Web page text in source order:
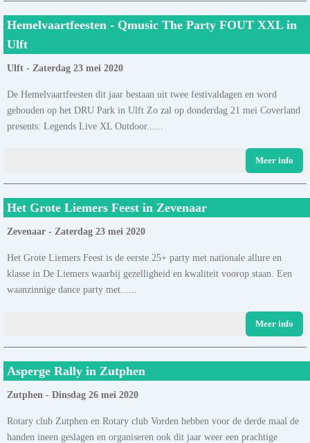
Hemelvaartfeesten - Qmusic The Party FOUT XXL in
Ulft
Ulft - Zaterdag 23 mei 2020
De Hemelvaartfeesten dit jaar bestaan uit twee festivaldagen en word
gehouden op het DRU Park in Ulft Zo zal op donderdag 21 mei Coverland
presents: Legends Live XL Outdoor......
Meer info
Het Grote Liemers Feest in Zevenaar
Zevenaar - Zaterdag 23 mei 2020
Het Grote Liemers Feest is de eerste 25+ party met nationale allure en
klasse in De Liemers waarbij gezelligheid en kwaliteit voorop staan. Een
waanzinnige dance party met......
Meer info
Asperge Rally in Zutphen
Zutphen - Dinsdag 26 mei 2020
Rotary club Zutphen en Rotary club Vorden hebben voor de derde maal de
handen ineen geslagen en organiseren ook dit jaar weer een prachtige